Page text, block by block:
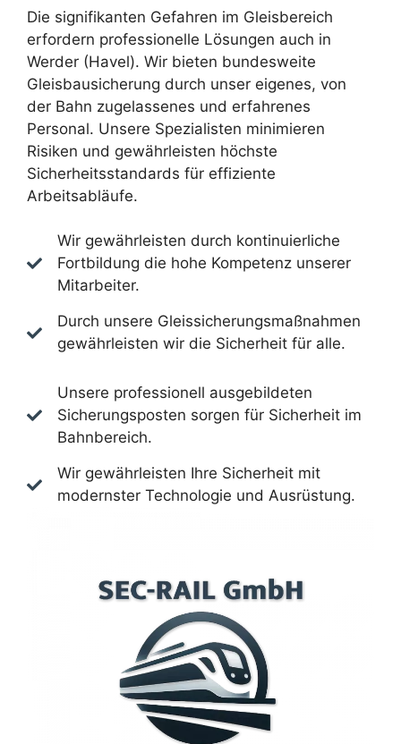
Die signifikanten Gefahren im Gleisbereich
erfordern professionelle Lösungen auch in
Werder (Havel). Wir bieten bundesweite
Gleisbausicherung durch unser eigenes, von
der Bahn zugelassenes und erfahrenes
Personal. Unsere Spezialisten minimieren
Risiken und gewährleisten höchste
Sicherheitsstandards für effiziente
Arbeitsabläufe.
Wir gewährleisten durch kontinuierliche
Fortbildung die hohe Kompetenz unserer
Mitarbeiter.
Durch unsere Gleissicherungsmaßnahmen
gewährleisten wir die Sicherheit für alle.
Unsere professionell ausgebildeten
Sicherungsposten sorgen für Sicherheit im
Bahnbereich.
Wir gewährleisten Ihre Sicherheit mit
modernster Technologie und Ausrüstung.